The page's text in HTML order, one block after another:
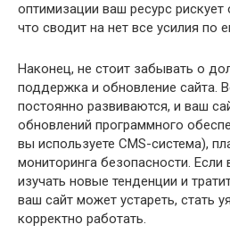
оптимизации ваш ресурс
что сводит на нет все усилия по
Наконец, не стоит забывать о
поддержка и обновление сайта.
постоянно развиваются, и ваш
обновлений программного
вы используете CMS-система),
мониторинга безопасности.
изучать новые тенденции и
ваш сайт может устареть, стать
корректно работать.